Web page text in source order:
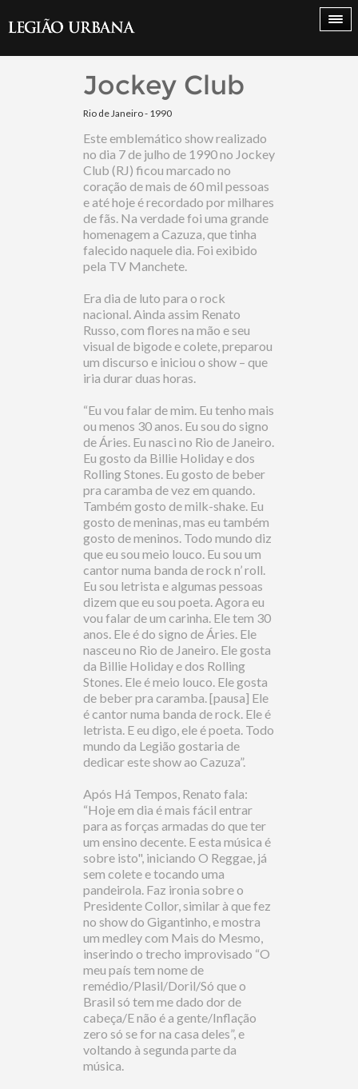
Jockey Club
Rio de Janeiro - 1990
Este emblemático show realizado
no dia 7 de julho de 1990 no Jockey
Club (RJ) ficou marcado no
coração de mais de 60 mil pessoas
e até hoje é recordado por milhares
de fãs. Na verdade foi uma grande
homenagem a Cazuza, que tinha
falecido naquele dia. Foi exibido
pela TV Manchete.
Era dia de luto para o rock
nacional. Ainda assim Renato
Russo, com flores na mão e seu
visual de bigode e colete, preparou
um discurso e iniciou o show – que
iria durar duas horas.
“Eu vou falar de mim. Eu tenho mais
ou menos 30 anos. Eu sou do signo
de Áries. Eu nasci no Rio de Janeiro.
Eu gosto da Billie Holiday e dos
Rolling Stones. Eu gosto de beber
pra caramba de vez em quando.
Também gosto de milk-shake. Eu
gosto de meninas, mas eu também
gosto de meninos. Todo mundo diz
que eu sou meio louco. Eu sou um
cantor numa banda de rock n’ roll.
Eu sou letrista e algumas pessoas
dizem que eu sou poeta. Agora eu
vou falar de um carinha. Ele tem 30
anos. Ele é do signo de Áries. Ele
nasceu no Rio de Janeiro. Ele gosta
da Billie Holiday e dos Rolling
Stones. Ele é meio louco. Ele gosta
de beber pra caramba. [pausa] Ele
é cantor numa banda de rock. Ele é
letrista. E eu digo, ele é poeta. Todo
mundo da Legião gostaria de
dedicar este show ao Cazuza”.
Após Há Tempos, Renato fala:
“Hoje em dia é mais fácil entrar
para as forças armadas do que ter
um ensino decente. E esta música é
sobre isto", iniciando O Reggae, já
sem colete e tocando uma
pandeirola. Faz ironia sobre o
Presidente Collor, similar à que fez
no show do Gigantinho, e mostra
um medley com Mais do Mesmo,
inserindo o trecho improvisado “O
meu país tem nome de
remédio/Plasil/Doril/Só que o
Brasil só tem me dado dor de
cabeça/E não é a gente/Inflação
zero só se for na casa deles”, e
voltando à segunda parte da
música.